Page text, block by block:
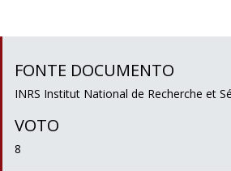
FONTE DOCUMENTO
INRS Institut National de Recherche et
VOTO
8